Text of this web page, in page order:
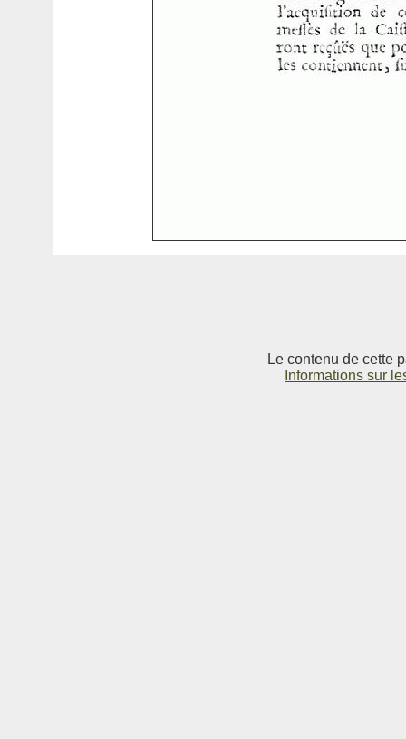
Le contenu de cette
Informations sur